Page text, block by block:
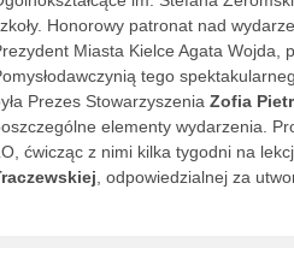
Honorowy patronat nad
Miasta Kielce Agata Wojda,
tego
Prezes Stowarzyszenia Zofia
elementy wydarzenia.
ćwicząc z nimi kilka tygodni na
, odpowiedzialnej za